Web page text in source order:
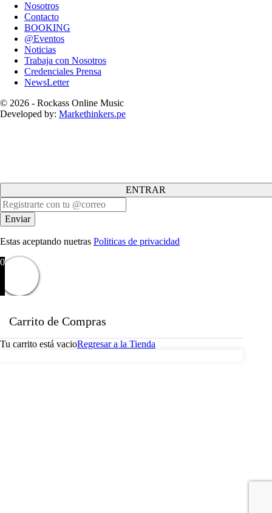
Nosotros
Contacto
BOOKING
@Eventos
Noticias
Trabaja con Nosotros
Credenciales Prensa
NewsLetter
© 2026 - Rockass Online Music
Developed by: Markethinkers.pe
ENTRAR
Estas aceptando nuetras Politicas de privacidad
0
Carrito de Compras
Tu carrito está vacioRegresar a la Tienda